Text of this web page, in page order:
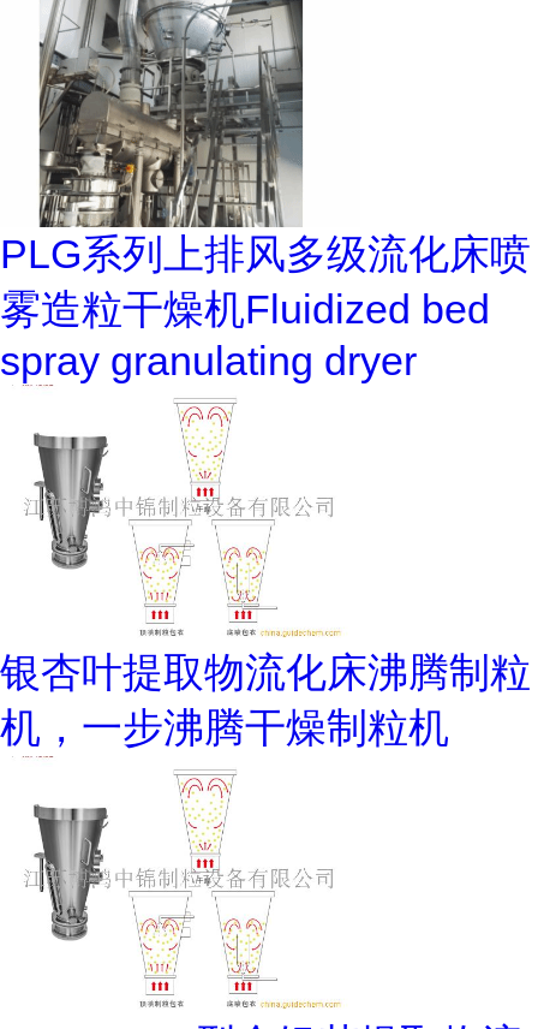
PLG系列上排风多级流化床喷
雾造粒干燥机Fluidized bed
spray granulating dryer
银杏叶提取物流化床沸腾制粒
机，一步沸腾干燥制粒机